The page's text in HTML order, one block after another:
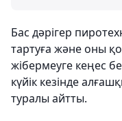
Бас дәрігер
тартуға және оны
жібермеуге кеңес
күйік кезінде
туралы айтты.